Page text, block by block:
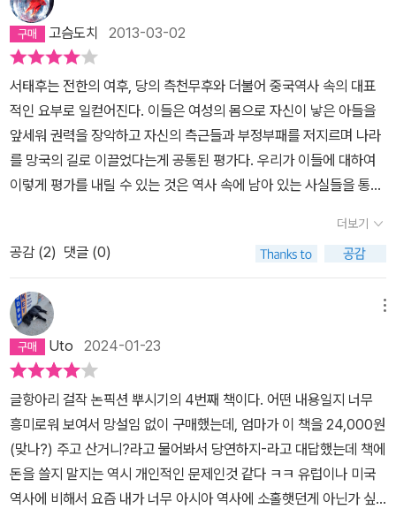
떻게 시작되어 마무리되는지, 그녀의 식사습관, 방의 모양, 세수하고
머리빗고 치장하는 데 들이는 공, 궁 전반의 청소, 음식준비 등 세세한
이야기들을 읽은 독자들은 책을 덮고 절로 생각에 잠기게 될 것이다.
강대한 이웃 나라들이 국경까지 밀어닥치며 호시탐탐 나라를 노리고
나라가 열강에 쪼개질 지경에 이른 상황임에도 고군분투하여 나라의
힘을 키울 생각은 하지 않고 권좌에 취한 권력자의 실제 모습을. 아마
착취를 당한 중국인들이나 역사에 밝은 이들은 더욱 비통한 심정에
사로잡힐 지도 모르나, 동시에 이 책을 보며 궁중의 법도와 풍속의 화
려한 모습에 정신을 잃을 사람들도 있을 것이다. 서태후 만년에는 외
‘중국의 물력을 계산해 외국의 환심을 산다’는 태도였다. 제국주의자
들에게 굴복하고 자주 연회를 열어 각국 공사관 부인들을 초청하고
웃는 낯으로 열강의 비위를 맞추려 했다. 대체로 궁녀의 생활, 서태후
의 일상, 광서제에 관한 일화, 기타 사소한 이야기들로 구성된 이 책은
굳이 이 틀에 얽매이지 않고 손가는 대로 독자들이 연상하기 쉽도록
배려한 게 큰 장점이다. ‘네 명의 금강역사, 500명의 아라한’ 부분은
물론 서태후의 일상에 속한다. 그리고 ‘다보보’ 이야기는 확실히 기타
사소한 이야기에 속한다. 하지만 이 두 이야기를 연이어 보면 궁 안에
서 태후는 천하제일의 연회를 즐기지만 궁 밖에서 팔기 자제들은 다
보보를 먹는 꼴사나운 모습을 알 수 있다. 만주인이 세운 청 왕조의 기
고슴도치 2013-03-02
서태후는 전한의 여후, 당의 측천무후와 더불어 중국역사 속의 대표
적인 요부로 일컫어진다. 이들은 여성의 몸으로 자신이 낳은 아들을
앞세워 권력을 장악하고 자신의 측근들과 부정부패를 저지르며 나라
를 망국의 길로 이끌었다는게 공통된 평가다. 우리가 이들에 대하여
이렇게 평가를 내릴 수 있는 것은 역사 속에 남아 있는 사실들을 통해
없다. 역사 속에 남아 있는 사실들 대부분이 이들의 정치적인 입장과
아주 기본적인 개인사일 뿐, 이들이 무엇을 먹고 보고 입었는지 같은
사생활에 대해선 거의 기록에 남아 있지 않으니까. 남아 있다곤 해도,
야설이나 설화에 가까운 검증하기 힘든 이야기들 뿐이다. 그런 면에
서 이 책은 참 재밌고 독특하다. 앞서 언급한 권력자 중 한사람인 서태
후의 일상생활에 대하여 세밀하게 이야기 하고 있기 때문이다. 이 책
이 서태후의 일상생활에 대해 속속들이 전할 수 있는 것은, 과거 서태
후를 모셨던 룽얼이라는 노궁녀가 그 당시를 회상하며 말한 이야기들
을 저자 부부가 모으고 엮은 덕분이다. 주로 노궁녀가 이야기하고 저
자 부부가 듣는 입장이였던 까닭인지, 구어체로 쓰여져 꽤 두툼한 두
께임에도 막힘없이 술술 읽히게 만드는데 이는 이 책의 가장 큰 미덕
이다. 그리하여 책을 읽다가 어느순간 꼭 가까운 할머님에게 알콩달
더보기
공감 (2) 댓글 (0)
Uto 2024-01-23
글항아리 걸작 논픽션 뿌시기의 4번째 책이다. 어떤 내용일지 너무
흥미로워 보여서 망설임 없이 구매했는데, 엄마가 이 책을 24,000원
(맞나?) 주고 산거니?라고 물어봐서 당연하지-라고 대답했는데 책에
돈을 쓸지 말지는 역시 개인적인 문제인것 같다 ㅋㅋ 유럽이나 미국
역사에 비해서 요즘 내가 너무 아시아 역사에 소홀햇던게 아닌가 싶